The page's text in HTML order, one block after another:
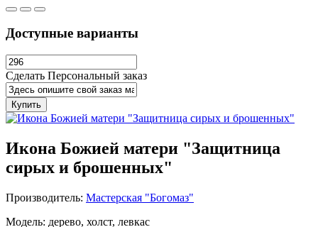
Доступные варианты
Сделать Персональный заказ
Купить
Икона Божией матери "Защитница
сирых и брошенных"
Производитель: Мастерская "Богомаз"
Модель: дерево, холст, левкас